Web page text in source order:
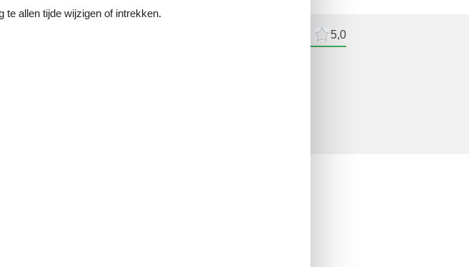
5,0
allen tijde wijzigen of intrekken.